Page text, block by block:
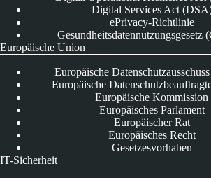
Digital Services Act
ePrivacy-Richtlinie
Gesundheitsdatennutzungsgesetz
Europäische Union
Europäische
Europäische
Europäische Kommission
Europäisches Parlament
Europäischer Rat
Europäisches Recht
Gesetzesvorhaben
IT-Sicherheit